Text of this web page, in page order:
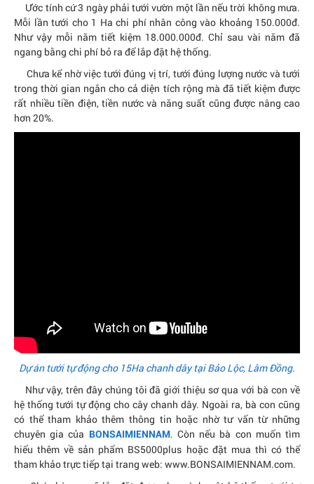
Ước tính cứ 3 ngày phải tưới vườn một lần nếu trời không mưa.
Mỗi lần tưới cho 1 Ha chi phí nhân công vào khoảng 150.000đ.
Như vậy mỗi năm tiết kiệm 18.000.000đ. Chỉ sau vài năm đã
ngang bằng chi phí bỏ ra để lắp đặt hệ thống.
Chưa kể nhờ việc tưới đúng vị trí, tưới đúng lượng nước và tưới
trong thời gian ngắn cho cả diện tích rộng mà đã tiết kiệm được
rất nhiều tiền điện, tiền nước và năng suất cũng được nâng cao
hơn 20%.
Dự án tưới tự động cho 15Ha chanh dây tại Bảo Lộc, Lâm Đồng.
Như vậy, trên đây chúng tôi đã giới thiệu sơ qua với bà con về
hệ thống tưới tự động cho cây chanh dây. Ngoài ra, bà con cũng
có thể tham khảo thêm thông tin hoặc nhờ tư vấn từ những
chuyên gia của BONSAIMIENNAM. Còn nếu bà con muốn tìm
hiểu thêm về sản phẩm BS5000plus hoặc đặt mua thì có thể
tham khảo trực tiếp tại trang web: www.BONSAIMIENNAM.com.